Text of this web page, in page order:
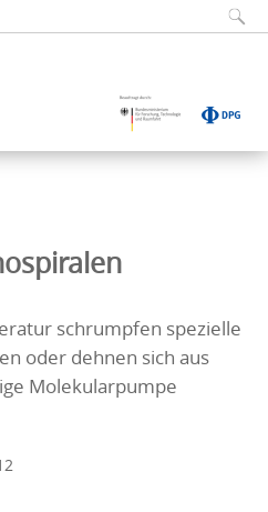
schrumpfen spezielle
oder dehnen sich aus
Molekularpumpe